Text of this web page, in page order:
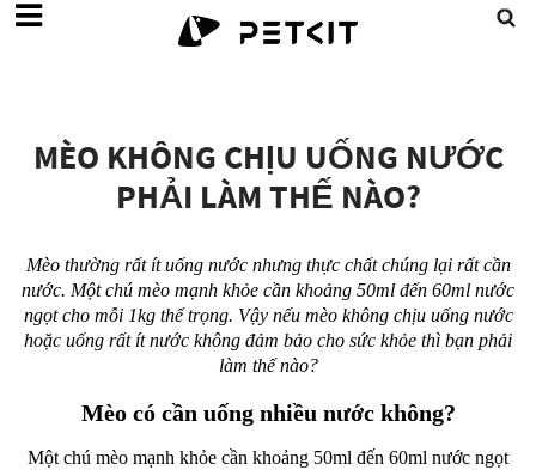
MÈO KHÔNG CHỊU UỐNG NƯỚC
PHẢI LÀM THẾ NÀO?
Mèo thường rất ít uống nước nhưng thực chất chúng lại rất cần
nước. Một chú mèo mạnh khỏe cần khoảng 50ml đến 60ml nước
ngọt cho mỗi 1kg thể trọng. Vậy nếu mèo không chịu uống nước
hoặc uống rất ít nước không đảm bảo cho sức khỏe thì bạn phải
làm thế nào?
Mèo có cần uống nhiều nước không?
Một chú mèo mạnh khỏe cần khoảng 50ml đến 60ml nước ngọt